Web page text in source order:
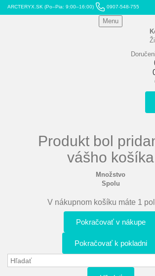
ARCTERYX.SK (Po–Pia: 9:00–16:00) 0907-548-755
Menu
Produkt bol
vášho košíka
Množstvo
Spolu
V nákupnom košíku máte 1
Pokračovať v nákupe
Pokračovať k pokladni